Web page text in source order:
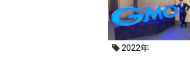
2022年